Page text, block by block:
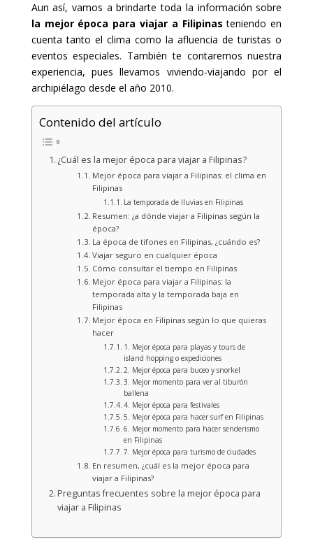
Aun así, vamos a brindarte toda la información sobre
la mejor época para viajar a Filipinas teniendo en
cuenta tanto el clima como la afluencia de turistas o
eventos especiales. También te contaremos nuestra
experiencia, pues llevamos viviendo-viajando por el
archipiélago desde el año 2010.
Contenido del artículo
¿Cuál es la mejor época para viajar a Filipinas?
Mejor época para viajar a Filipinas: el clima en
Filipinas
La temporada de lluvias en Filipinas
Resumen: ¿a dónde viajar a Filipinas según la
época?
La época de tifones en Filipinas, ¿cuándo es?
Viajar seguro en cualquier época
Cómo consultar el tiempo en Filipinas
Mejor época para viajar a Filipinas: la
temporada alta y la temporada baja en
Filipinas
Mejor época en Filipinas según lo que quieras
hacer
1. Mejor época para playas y tours de
island hopping o expediciones
2. Mejor época para buceo y snorkel
3. Mejor momento para ver al tiburón
ballena
4. Mejor época para festivales
5. Mejor época para hacer surf en Filipinas
6. Mejor momento para hacer senderismo
en Filipinas
7. Mejor época para turismo de ciudades
En resumen, ¿cuál es la mejor época para
viajar a Filipinas?
Preguntas frecuentes sobre la mejor época para
viajar a Filipinas